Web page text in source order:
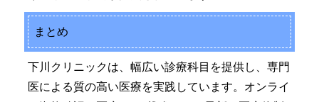
まとめ
下川クリニックは、幅広い診療科目を提供し、専門
医による質の高い医療を実践しています。オンライ